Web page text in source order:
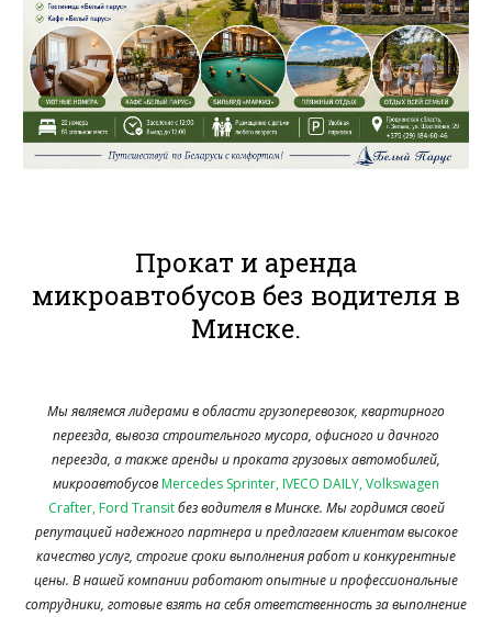
Прокат и аренда
микроавтобусов без водителя в
Минске.
Мы являемся лидерами в области грузоперевозок, квартирного
переезда, вывоза строительного мусора, офисного и дачного
переезда, а также аренды и проката грузовых автомобилей,
микроавтобусовMercedes Sprinter, IVECO DAILY, Volkswagen
Crafter, Ford Transitбез водителя в Минске. Мы гордимся своей
репутацией надежного партнера и предлагаем клиентам высокое
качество услуг, строгие сроки выполнения работ и конкурентные
цены. В нашей компании работают опытные и профессиональные
сотрудники, готовые взять на себя ответственность за выполнение